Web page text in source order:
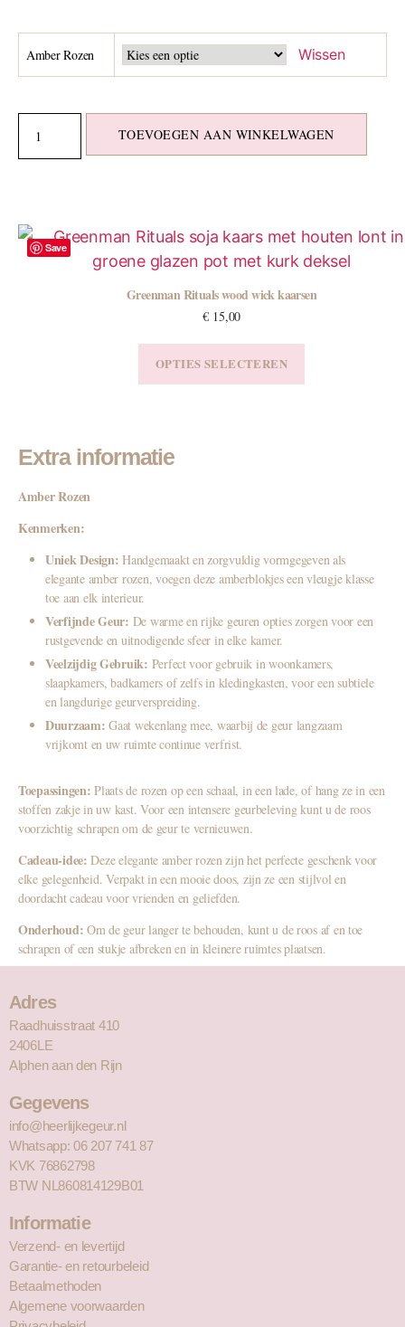
Amber Rozen Wissen
TOEVOEGEN AAN WINKELWAGEN
Extra informatie
Amber Rozen
Kenmerken:
Uniek Design: Handgemaakt en zorgvuldig vormgegeven als
elegante amber rozen, voegen deze amberblokjes een vleugje klasse
toe aan elk interieur.
Verfijnde Geur: De warme en rijke geuren opties zorgen voor een
rustgevende en uitnodigende sfeer in elke kamer.
Veelzijdig Gebruik: Perfect voor gebruik in woonkamers,
slaapkamers, badkamers of zelfs in kledingkasten, voor een subtiele
en langdurige geurverspreiding.
Duurzaam: Gaat wekenlang mee, waarbij de geur langzaam
vrijkomt en uw ruimte continue verfrist.
Toepassingen: Plaats de rozen op een schaal, in een lade, of hang ze in een
stoffen zakje in uw kast. Voor een intensere geurbeleving kunt u de roos
voorzichtig schrapen om de geur te vernieuwen.
Cadeau-idee: Deze elegante amber rozen zijn het perfecte geschenk voor
elke gelegenheid. Verpakt in een mooie doos, zijn ze een stijlvol en
doordacht cadeau voor vrienden en geliefden.
Onderhoud: Om de geur langer te behouden, kunt u de roos af en toe
schrapen of een stukje afbreken en in kleinere ruimtes plaatsen.
Save
Greenman Rituals wood wick kaarsen
€15,00
OPTIES SELECTEREN
Adres
Raadhuisstraat 410
2406LE
Alphen aan den Rijn
Gegevens
info@heerlijkegeur.nl
Whatsapp: 06 207 741 87
KVK 76862798
BTW NL860814129B01
Informatie
Verzend- en levertijd
Garantie- en retourbeleid
Betaalmethoden
Algemene voorwaarden